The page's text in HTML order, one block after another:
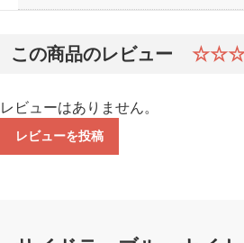
この商品のレビュー
レビューはありません。
レビューを投稿